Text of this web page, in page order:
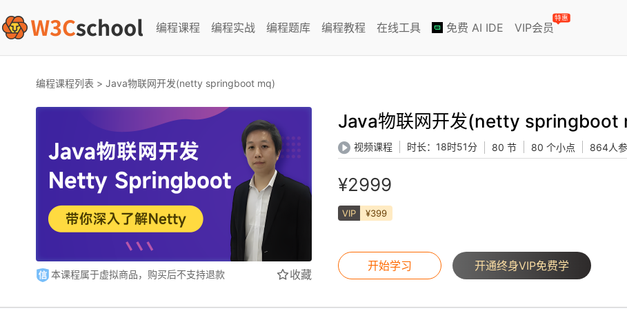
编程课程 编程实战 编程题库 编程教程 在线工具 免费 AI IDE VIP会员
特惠
编程课程列表 > Java物联网开发(netty springboot mq)
本课程属于虚拟商品，购买后不支持退款 收藏
Java物联网开发(netty springboot
视频课程 时长： 18时51分 80 节 80 个小点 864人
¥2999
VIP ¥399
开始学习 开通终身VIP免费学